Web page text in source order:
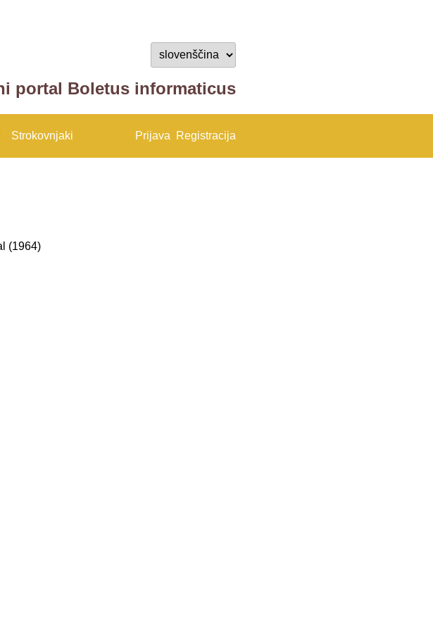
portal Boletus informaticus
Strokovnjaki Prijava Registracija
(1964)